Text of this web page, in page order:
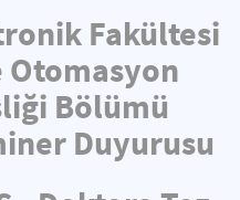
Fakültesi
Bölümü
Duyurusu